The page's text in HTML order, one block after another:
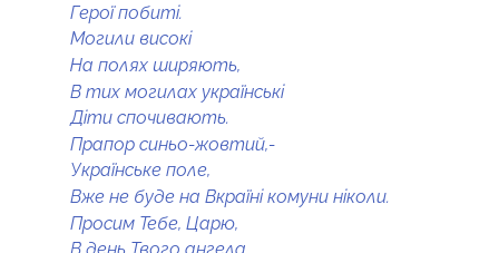
Герої побиті.
Могили високі
На полях ширяють,
В тих могилах українські
Діти спочивають.
Прапор синьо-жовтий,-
Українське поле,
Вже не буде на Вкраїні комуни ніколи.
Просим Тебе, Царю,